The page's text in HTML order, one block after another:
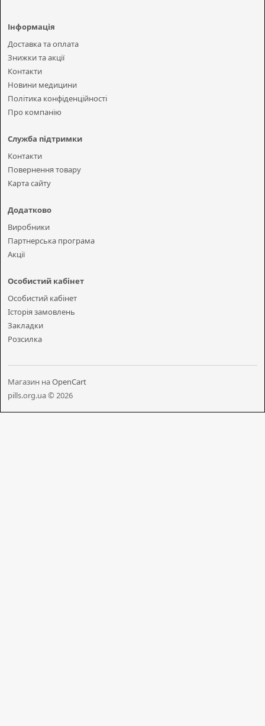
Інформація
Доставка та оплата
Знижки та акції
Контакти
Новини медицини
Політика конфіденційності
Про компанію
Служба підтримки
Контакти
Повернення товару
Карта сайту
Додатково
Виробники
Партнерська програма
Акції
Особистий кабінет
Особистий кабінет
Історія замовлень
Закладки
Розсилка
Магазин наOpenCart
pills.org.ua © 2026